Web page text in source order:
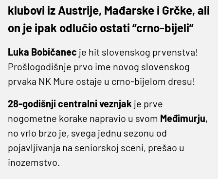
klubovi iz Austrije, Mađarske i Grčke, ali
on je ipak odlučio ostati “crno-bijeli”
Luka Bobičanec je hit slovenskog prvenstva!
Prošlogodišnje prvo ime novog slovenskog
prvaka NK Mure ostaje u crno-bijelom dresu!
28-godišnji centralni veznjak je prve
nogometne korake napravio u svom Međimurju,
no vrlo brzo je, svega jednu sezonu od
pojavljivanja na seniorskoj sceni, prešao u
inozemstvo.